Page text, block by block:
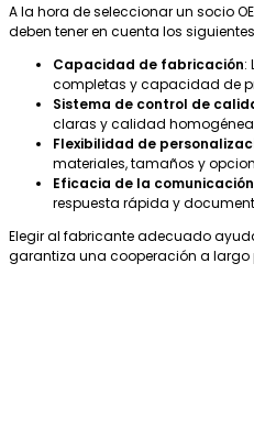
A la hora de seleccionar un socio
deben tener en cuenta los
Capacidad de fabricación:
completas y capacidad de
Sistema de control de
claras y calidad homogénea
Flexibilidad de
materiales, tamaños y
Eficacia de la comunicación
respuesta rápida y
Elegir al fabricante adecuado
garantiza una cooperación a largo